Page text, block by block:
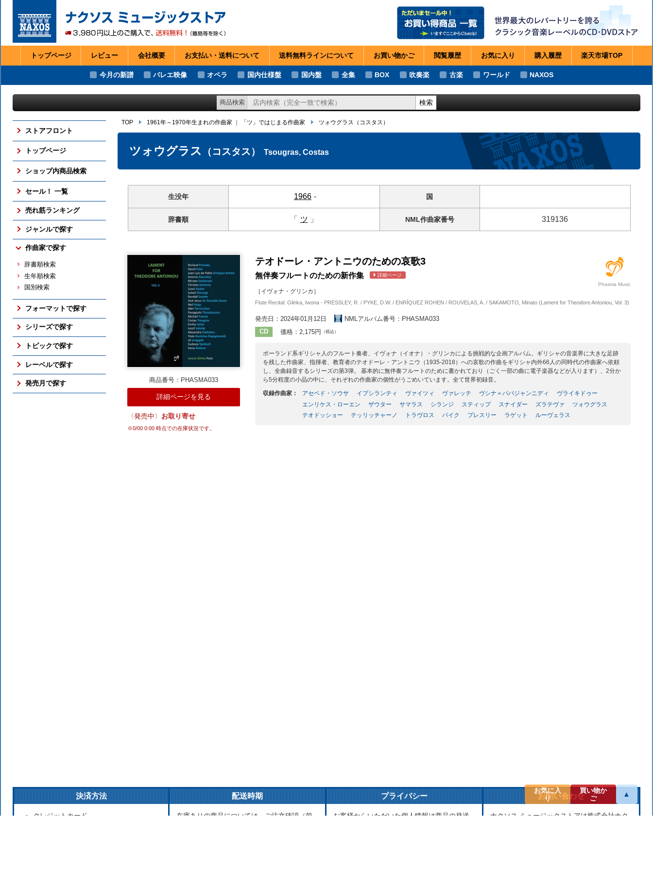
トップページ レビュー 会社概要 お支払い・送料について 送料無料ラインについて お買い物かご 閲覧履歴 お気に 入り 購入履歴 楽天市場TOP
今月の新譜 バレエ映像 オペラ 国内仕様盤 国内盤 全集 BOX 吹奏楽 古楽 ワールド NAXOS
商品検索 検索
ストアフロント
トップページ
ショップ内商品検索
セール！ 一覧
売れ筋ランキング
売れ筋の新譜
売れ筋のCD
売れ筋の映像メディア
売れ筋の交響曲
売れ筋のバレエ（映像）
売れ筋のピアノ
総合（上位300件）
予約ランキング
すべての売れ筋ランキング
ジャンルで探す
交響曲
協奏曲
室内楽曲
ピアノ曲
オペラ
吹奏楽
すべてのジャンル
作曲家で探す
辞書順検索
生年順検索
国別検索
フォーマットで探す
ボックス・セット
SACD
DVD / Blu-ray
フォーマットのTOP
シリーズで探す
アメリカン・クラシックス
ナクソス・ヒストリカル
期待の新進演奏家
シリーズのTOP
トピックで探す
さまざまな全集
国内仕様輸入盤
国内レーベル盤
レーベルで探す
NAXOS
ORFEO
発売月で探す
TOP 1961年～1970年生まれの作曲家 ｜ 「ツ」ではじまる作曲家 ツォウグラス （コスタス）
ツォウグラス （コスタス） Tsougras, Costas
生没年 1966 - 国
辞書順 「 ツ 」 NML作曲家番号 319136
Phasma Music
商品番号：PHASMA033
詳細ページを見る
〈発売中〉 お取り寄せ
※0/00 0:00 時点での在庫状況です。
テオドーレ・アントニウのための哀歌3
無伴奏フルートのための新作集 詳細ページ
［イヴォナ・グリンカ］
Flute Recital: Glinka, Iwona - PRESSLEY, R. / PYKE, D.W. / ENRÍQUEZ ROHEN / ROUVELAS, A. / SAKAMOTO, Minato (Lament for Theodore Antoniou, Vol. 3)
発売日：2024年01月12日
NMLアルバム番号：PHASMA033
CD
価格：2,175円 （税込）
ポーランド系ギリシャ人のフルート奏者、イヴォナ（イオナ）・グリンカによる挑戦的な企画アルバム。ギリシャの音楽界に大きな足跡
を残した作曲家、指揮者、教育者のテオドーレ・アントニウ（1935-2018）への哀歌の作曲をギリシャ内外66人の同時代の作曲家へ依頼
し、全曲録音するシリーズの第3弾。 基本的に無伴奏フルートのために書かれており（ごく一部の曲に電子楽器などが入ります）、2分か
ら5分程度の小品の中に、それぞれの作曲家の個性がうごめいています。全て世界初録音。
収録作曲家：
アセベド・ソウサ イプシランティ ヴァイツィ ヴァレッテ ヴシナ＝パパジャンニディ
ヴライキドゥー
エンリケス・ローエン
ザウター サマラス シランジ スティップ スナイダー ズラテヴァ
ツォウグラス
テオドッショー
テッリッチャーノ トラヴロス パイク プレスリー ラゲット ルーヴェラス
決済方法
クレジットカード
配送時期
在庫ありの商品については、ご注文確認（前
プライバシー
お客様からいただいた個人情報は商品の発送
お問い合わせ
ナクソス ミュージックストアは株式会社ナク
お気に入
り
買い物か
ご
▲